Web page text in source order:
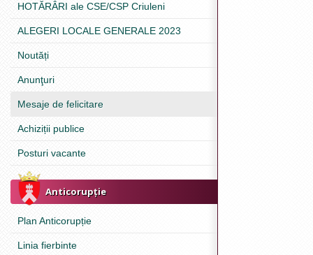
HOTĂRÂRI ale CSE/CSP Criuleni
ALEGERI LOCALE GENERALE 2023
Noutăți
Anunţuri
Mesaje de felicitare
Achiziții publice
Posturi vacante
Anticorupție
Plan Anticorupție
Linia fierbinte